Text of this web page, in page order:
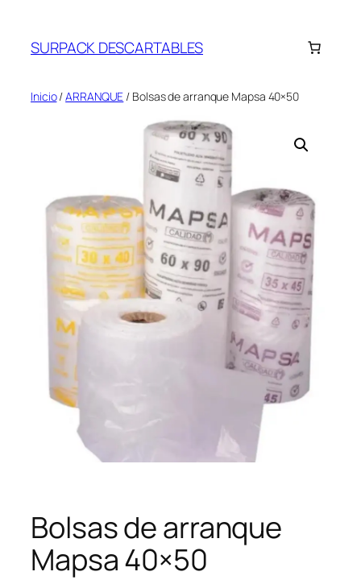
contenido
SURPACK DESCARTABLES
Inicio/ARRANQUE / Bolsas de arranque Mapsa 40×50
Bolsas de arranque
Mapsa 40×50